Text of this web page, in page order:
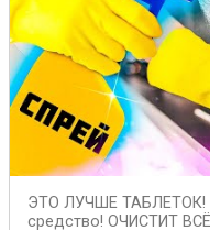
ЭТО ЛУЧШЕ ТАБЛЕТОК!
средство! ОЧИСТИТ